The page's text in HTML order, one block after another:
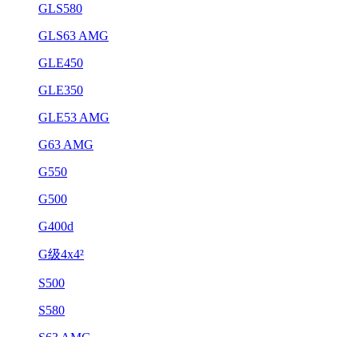
GLS580
GLS63 AMG
GLE450
GLE350
GLE53 AMG
G63 AMG
G550
G500
G400d
G级4x4²
S500
S580